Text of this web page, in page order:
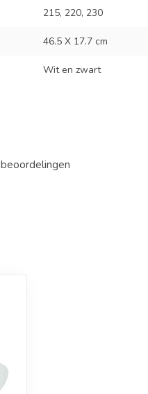
215, 220, 230
46.5 X 17.7 cm
Wit en zwart
beoordelingen